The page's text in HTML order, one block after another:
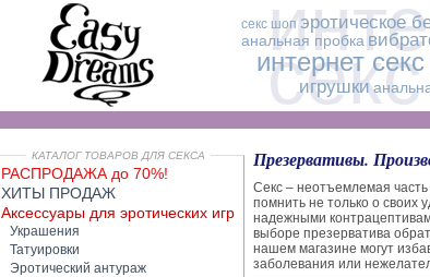
секс шоп эротическое
анальная пробка
интернет
игрушки
КАТАЛОГ ТОВАРОВ ДЛЯ СЕКСА
РАСПРОДАЖА до 70%!
ХИТЫ ПРОДАЖ
Аксессуары для эротических игр
Украшения
Татуировки
Эротический антураж
Презервативы.
Секс – неотъемлемая
помнить не только о своих
надежными
выборе презерватива
нашем магазине могут
заболевания или